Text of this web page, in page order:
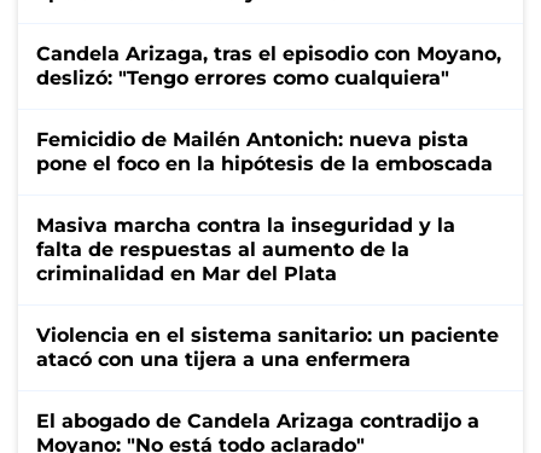
Candela Arizaga, tras el episodio con Moyano,
deslizó: "Tengo errores como cualquiera"
Femicidio de Mailén Antonich: nueva pista
pone el foco en la hipótesis de la emboscada
Masiva marcha contra la inseguridad y la
falta de respuestas al aumento de la
criminalidad en Mar del Plata
Violencia en el sistema sanitario: un paciente
atacó con una tijera a una enfermera
El abogado de Candela Arizaga contradijo a
Moyano: "No está todo aclarado"